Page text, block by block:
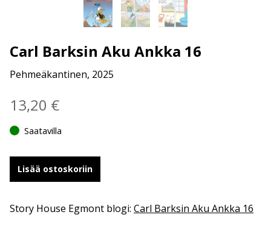
Carl Barksin Aku Ankka 16
Pehmeäkantinen, 2025
13,20 €
Saatavilla
Lisää ostoskoriin
Story House Egmont blogi: Carl Barksin Aku Ankka 16